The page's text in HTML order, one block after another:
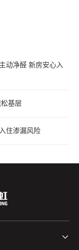
动净醛 新房安心入
基层
住渗漏风险